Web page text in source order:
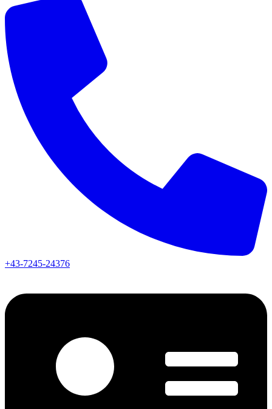
+43-7245-24376